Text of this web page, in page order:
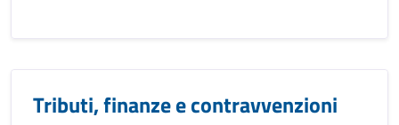
Tributi, finanze e contravvenzioni